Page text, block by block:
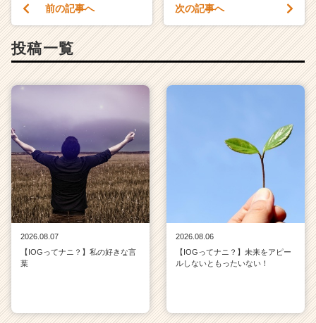
前の記事へ 次の記事へ
投稿一覧
2026.08.07
【IOGってナニ？】私の好きな言
葉
2026.08.06
【IOGってナニ？】未来をアピー
ルしないともったいない！